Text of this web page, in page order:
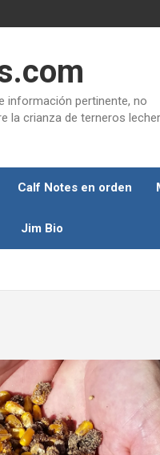
información pertinente, no
la crianza de terneros
Calf Notes en orden
Jim Bio